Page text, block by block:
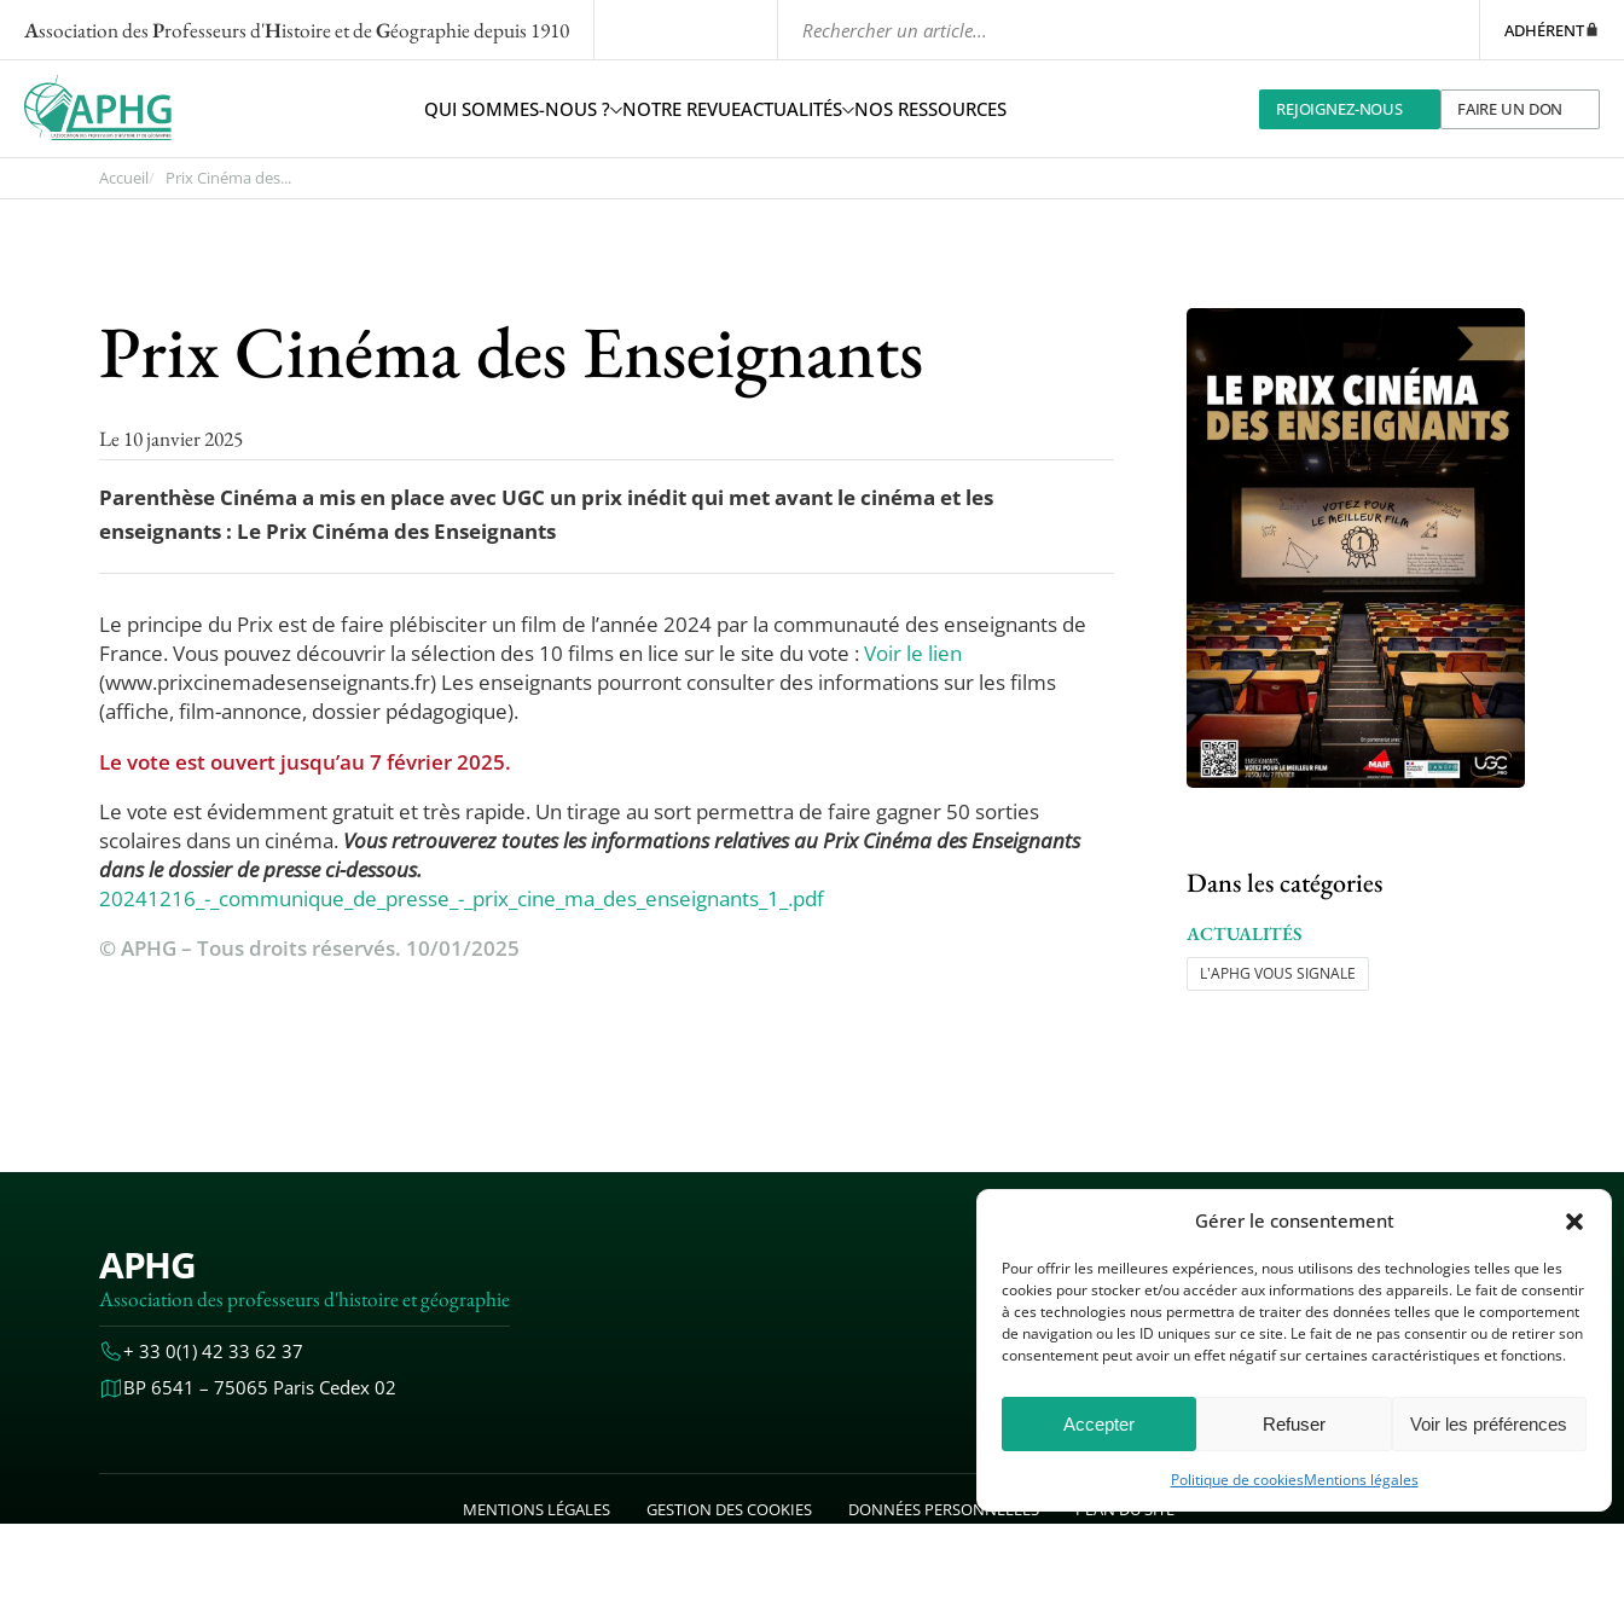
Gérer le consentement
Pour offrir les meilleures expériences, nous utilisons des technologies telles que les
cookies pour stocker et/ou accéder aux informations des appareils. Le fait de consentir
à ces technologies nous permettra de traiter des données telles que le comportement
de navigation ou les ID uniques sur ce site. Le fait de ne pas consentir ou de retirer son
consentement peut avoir un effet négatif sur certaines caractéristiques et fonctions.
Accepter Refuser Voir les préférences
Politique de cookiesMentions légales
Association desProfesseurs d'Histoire et deGéographiedepuis 1910 ADHÉRENT
QUI SOMMES-NOUS ? NOTRE REVUEACTUALITÉS NOS RESSOURCES REJOIGNEZ-NOUS FAIRE UN DON
Accueil Prix Cinéma des...
Prix Cinéma des Enseignants
Le 10 janvier 2025
Parenthèse Cinéma a mis en place avec UGC un prix inédit qui met avant le cinéma et les
enseignants : Le Prix Cinéma des Enseignants
Le principe du Prix est de faire plébisciter un film de l’année 2024 par la communauté des enseignants de
France. Vous pouvez découvrir la sélection des 10 films en lice sur le site du vote :Voir le lien
(www.prixcinemadesenseignants.fr) Les enseignants pourront consulter des informations sur les films
(affiche, film-annonce, dossier pédagogique).
Le vote est ouvert jusqu’au 7 février 2025.
Le vote est évidemment gratuit et très rapide. Un tirage au sort permettra de faire gagner 50 sorties
scolaires dans un cinéma. Vous retrouverez toutes les informations relatives au Prix Cinéma des Enseignants
dans le dossier de presse ci-dessous.
20241216_-_communique_de_presse_-_prix_cine_ma_des_enseignants_1_.pdf
© APHG – Tous droits réservés. 10/01/2025
Dans les catégories
ACTUALITÉS
L'APHG VOUS SIGNALE
APHG
Association des professeurs d'histoire et géographie
+ 33 0(1) 42 33 62 37
BP 6541 – 75065 Paris Cedex 02
CONTACTEZ-NOUS
MENTIONS LÉGALES GESTION DES COOKIES DONNÉES PERSONNELLES PLAN DU SITE